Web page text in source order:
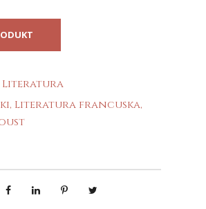
Literatura
, Literatura francuska,